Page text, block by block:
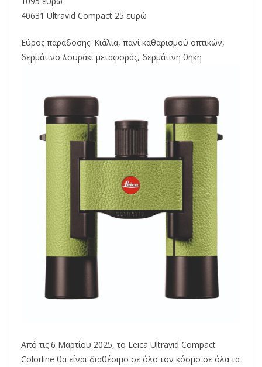
40631 Ultravid Compact 25 ευρώ
Εύρος παράδοσης: Κιάλια, πανί καθαρισμού οπτικών,
δερμάτινο λουράκι μεταφοράς, δερμάτινη θήκη
Από τις 6 Μαρτίου 2025, το Leica Ultravid Compact
Colorline θα είναι διαθέσιμο σε όλο τον κόσμο σε όλα τα